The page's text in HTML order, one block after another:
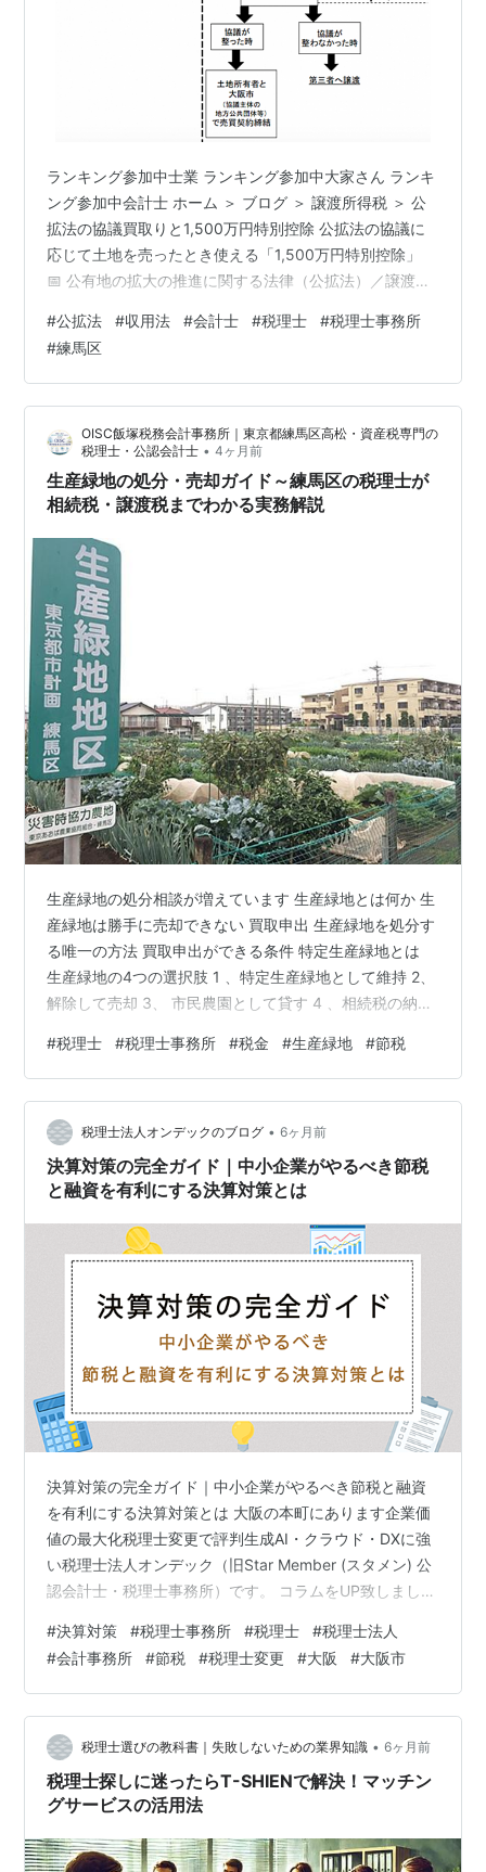
ランキング参加中士業 ランキング参加中大家さん ランキ
ング参加中会計士 ホーム ＞ ブログ ＞ 譲渡所得税 ＞ 公
拡法の協議買取りと1,500万円特別控除 公拡法の協議に
応じて土地を売ったとき使える「1,500万円特別控除」
📅 公有地の拡大の推進に関する法律（公拡法）／譲渡所
記事でわかること 公拡法の「届出 → 協議 → 買取り」の
流れと、特例の前提となる手続き 公拡法の協議買取りで
使える譲渡所得の1,500万円特別控除（措法34条の2）の
内容 収用等の5,000万円特別控除との違いと、どちらが
適用されるかの判断ポイント 対象となる…
#公拡法 #収用法 #会計士 #税理士 #税理士事務所
#練馬区
OISC飯塚税務会計事務所｜東京都練馬区高松・資産税専門の
税理士・公認会計士 • 4ヶ月前
生産緑地の処分・売却ガイド～練馬区の税理士が
相続税・譲渡税までわかる実務解説
生産緑地の処分相談が増えています 生産緑地とは何か 生
産緑地は勝手に売却できない 買取申出 生産緑地を処分す
る唯一の方法 買取申出ができる条件 特定生産緑地とは
生産緑地の4つの選択肢 1 、特定生産緑地として維持 2、
解除して売却 3、 市民農園として貸す 4 、相続税の納税
税 相続税 譲渡所得税 大泉・石神井エリアの特徴 大泉エ
リア 石神井エリア 相続対策としての生産緑地 生産緑地
の処分を検討している方へ 練馬区で生産緑地の相談を受
けています ランキング参加中士業 ランキング参加中大家
さん ランキング参加中会計士 生産緑地の処分相談…
#税理士 #税理士事務所 #税金 #生産緑地 #節税
税理士法人オンデックのブログ • 6ヶ月前
決算対策の完全ガイド｜中小企業がやるべき節税
と融資を有利にする決算対策とは
決算対策の完全ガイド｜中小企業がやるべき節税と融資
を有利にする決算対策とは 大阪の本町にあります企業価
値の最大化税理士変更で評判生成AI・クラウド・DXに強
い税理士法人オンデック（旧Star Member (スタメン) 公
認会計士・税理士事務所）です。 コラムをUP致しまし
融資を有利にする決算対策とはというテーマで解説して
おります。 stamen.jp ぜひご一読下さい！！ 大阪の税理
士| 企業価値最大化なら税理士法人オンデック
#決算対策 #税理士事務所 #税理士 #税理士法人
#会計事務所 #節税 #税理士変更 #大阪 #大阪市
税理士選びの教科書｜失敗しないための業界知識 • 6ヶ月前
税理士探しに迷ったらT-SHIENで解決！マッチン
グサービスの活用法